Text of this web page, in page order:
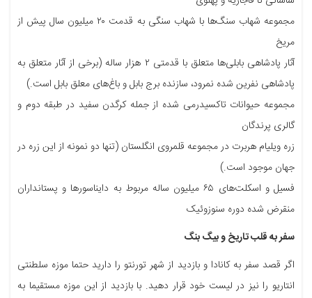
مجموعه شهاب سنگ‌ها با شهاب سنگی به قدمت ۲۰ میلیون سال پیش از
مریخ
آثار پادشاهی بابلی‌ها متعلق با قدمتی ۲ هزار ساله (برخی از آثار متعلق به
پادشاهی نفرین شده نمرود، سازنده برج بابل و با‌غ‌های معلق بابل است.)
مجموعه حیوانات تاکسیدرمی شده از جمله کرگدن سفید در طبقه دوم و
گالری پرندگان
زره ویلیام هربرت در مجموعه قلمروی انگلستان (تنها دو نمونه از این زره در
جهان موجود است.)
فسیل و اسکلت‌های ۶۵ میلیون ساله مربوط به دایناسورها و پستانداران
منقرض شده دوره سنوزوئیک
سفر به قلب تاریخ و بیگ بنگ
اگر قصد سفر به کانادا و بازدید از شهر تورنتو را دارید حتما موزه سلطنتی
انتاریو را نیز در لیست خود قرار دهید. با بازدید از این موزه مستقیما به